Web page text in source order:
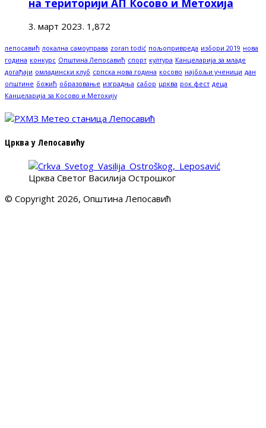
3. март 2023. 1,872
лепосавић локална самоуправа zoran todić пољопривреда избори 2019 нова
година конкурс Општина Лепосавић спорт култура Канцеларија за младе
догађаји омладински клуб српска нова година косово најбољи ученици дан
општине божић образовање изградња сабор црква рок фест деца
Канцеларија за Косово и Метохију
Црква у Лепосавићу
Црква Светог Василија Острошког
© Copyright 2026, Општина Лепосавић